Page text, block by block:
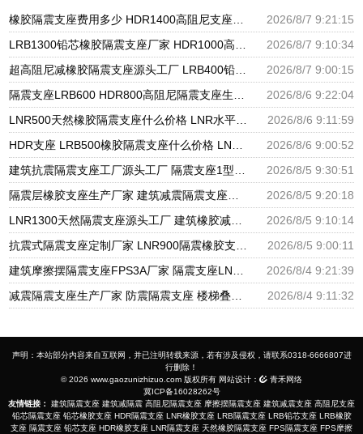
橡胶隔震支座费用多少 HDR1400高阻尼支座生产厂家 橡胶隔震支座D400
2026/8/7 9:21:15
LRB1300铅芯橡胶隔震支座厂家 HDR1000高阻尼建筑隔震支座 建筑钢结构支座厂家电话
2026/8/7 9:10:34
超高阻尼减橡胶隔震支座源头工厂 LRB400铅芯支座源头工厂 HDR1500橡胶隔震支座生产厂家
2026/8/7 9:00:15
隔震支座LRB600 HDR800高阻尼隔震支座生产厂家 建筑橡胶隔震支座LNRD420源头工厂
2026/8/6 9:22:04
LNR500天然橡胶隔震支座什么价格 LNR水平力分散隔震支座源头工厂 建筑铅芯隔振支座
2026/8/6 9:11:59
HDR支座 LRB500橡胶隔震支座什么价格 LNR900隔震支座
2026/8/6 9:00:52
建筑抗震隔震支座工厂源头工厂 隔震支座1型厂家 500%隔震支座源头工厂
2026/8/5 9:30:51
隔震层橡胶支座生产厂家 建筑减震隔震支座工厂厂家 摩擦摆减隔震型支座生产厂家
2026/8/5 9:20:18
LNR1300天然隔震支座源头工厂 建筑橡胶减隔震支座 抗震支座厂家电话
2026/8/5 9:10:14
抗震式隔震支座定制厂家 LNR900隔震橡胶支座 LNR(H)D370*127橡胶隔震支座生产厂家
2026/8/5 9:00:11
建筑摩擦摆隔震支座FPS3A厂家 隔震支座LNR-700报价 建筑橡胶铅芯支座源头工厂
2026/8/4 9:21:39
减震隔震支座生产厂家 防震隔震支座 楼梯叠层橡胶隔震支座
2026/8/4 9:11:32
声明：本站部分内容来自互联网，并已注明转载来源，若有涉及侵权，请联系0318-6666807进
行删除！
© 2026 www.gaozunizhizuo.com 版权所有 网站设计：
青禾网络
冀ICP备16028262号
友情链接：
建筑隔震支座 建筑减隔震 高阻尼隔震支座 摩擦摆隔震支座 建筑减震支座 高阻尼支座
铅芯隔震支座 铅芯橡胶支座 HDR隔震支座 LNR橡胶支座 LRB隔震支座 LRB铅芯支座 LRB橡胶
支座 隔震支座 铅芯支座 HDR橡胶支座 LNR隔震支座 天然橡胶隔震支座 FPS隔震支座 FPS摩擦